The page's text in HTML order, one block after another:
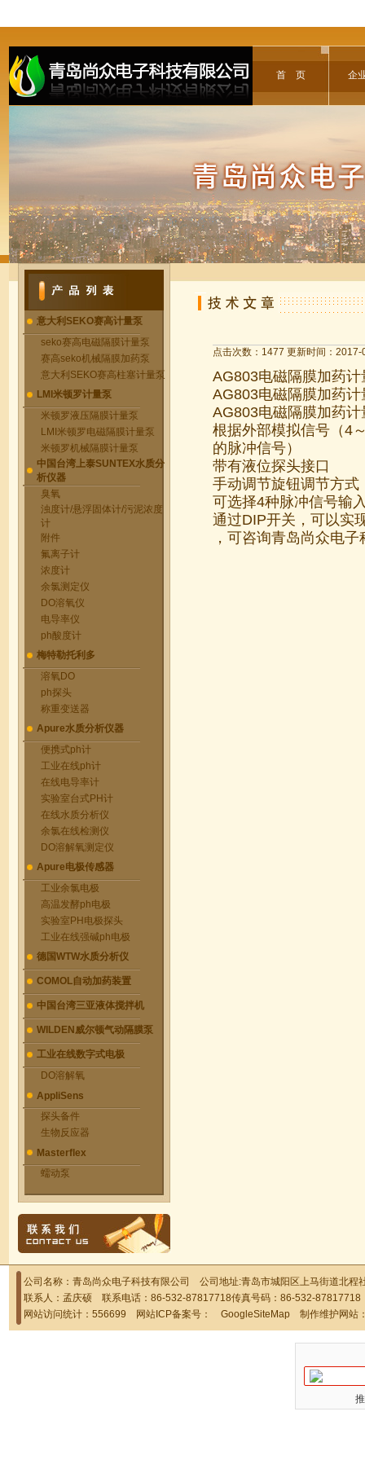
首 页 企
意大利SEKO赛高计量泵
seko赛高电磁隔膜计量泵
赛高seko机械隔膜加药泵
意大利SEKO赛高柱塞计量泵
LMI米顿罗计量泵
米顿罗液压隔膜计量泵
LMI米顿罗电磁隔膜计量泵
米顿罗机械隔膜计量泵
中国台湾上泰SUNTEX水质分
析仪器
臭氧
浊度计/悬浮固体计/污泥浓度
计
附件
氟离子计
浓度计
余氯测定仪
DO溶氧仪
电导率仪
ph酸度计
梅特勒托利多
溶氧DO
ph探头
称重变送器
Apure水质分析仪器
便携式ph计
工业在线ph计
在线电导率计
实验室台式PH计
在线水质分析仪
余氯在线检测仪
DO溶解氧测定仪
Apure电极传感器
工业余氯电极
高温发酵ph电极
实验室PH电极探头
工业在线强碱ph电极
德国WTW水质分析仪
COMOL自动加药装置
中国台湾三亚液体搅拌机
WILDEN威尔顿气动隔膜泵
工业在线数字式电极
DO溶解氧
AppliSens
探头备件
生物反应器
Masterflex
蠕动泵
点击次数：1477 更新时间：2017-
AG803电磁隔膜加药计
AG803电磁隔膜加药
AG803电磁隔膜加药
根据外部模拟信号（4
的脉冲信号）
带有液位探头接口
手动调节旋钮调节方
可选择4种脉冲信号输
通过DIP开关，可以实
，可咨询青岛尚众电
公司名称：青岛尚众电子科技有限公司 公司地址:青岛市城阳区上马街道北
联系人：孟庆硕 联系电话：86-532-87817718传真号码：86-532-
网站访问统计：556699 网站ICP备案号： GoogleSiteMap 制作维护网站